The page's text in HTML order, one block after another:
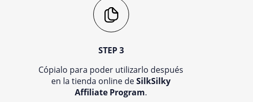
STEP 3
Cópialo para poder utilizarlo después
en la tienda online deSilkSilky
Affiliate Program.